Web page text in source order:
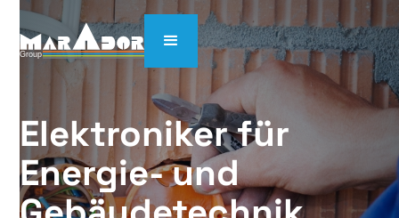
Elektroniker für
Energie- und